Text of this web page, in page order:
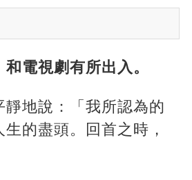
電視劇有所出入。
地說：「我所認為的
的盡頭。回首之時，